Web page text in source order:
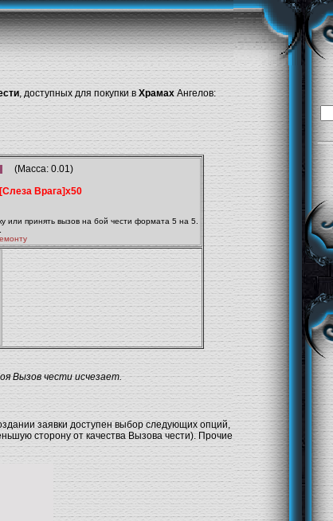
, доступных для покупки вХрамахАнгелов:
(Масса: 0.01)
[Слеза Врага]x50
или принять вызов на бой чести формата 5 на 5.
Вызов чести исчезает.
заявки доступен выбор следующих опций,
сторону от качества Вызова чести). Прочие